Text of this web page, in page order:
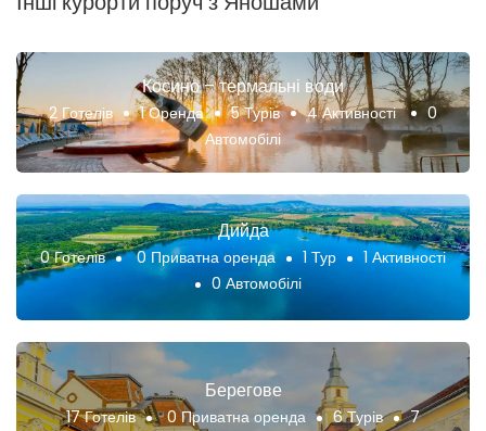
Косино – термальні води
2 Готелів 1 Оренда 5 Турів 4 Активності
0
Автомобілі
Дийда
0 Готелів 0 Приватна оренда 1 Тур
1 Активності
0 Автомобілі
Берегове
17 Готелів 0 Приватна оренда 6 Турів
7